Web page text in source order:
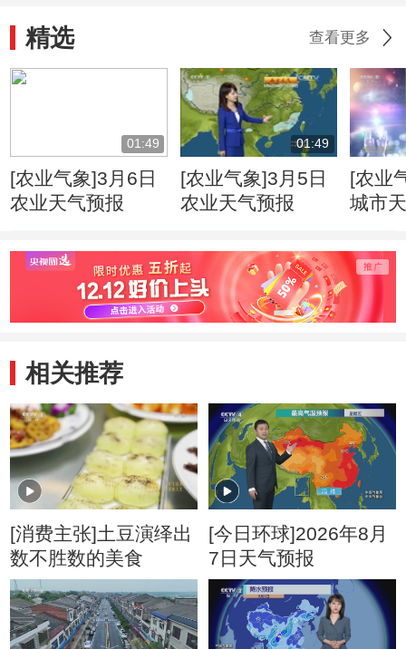
精选 查看更多
01:49
[农业气象]3月6日
农业天气预报
01:49
[农业气象]3月5日
农业天气预报
[农业
城市
相关推荐
[消费主张]土豆演绎出
数不胜数的美食
[今日环球]2026年8月
7日天气预报